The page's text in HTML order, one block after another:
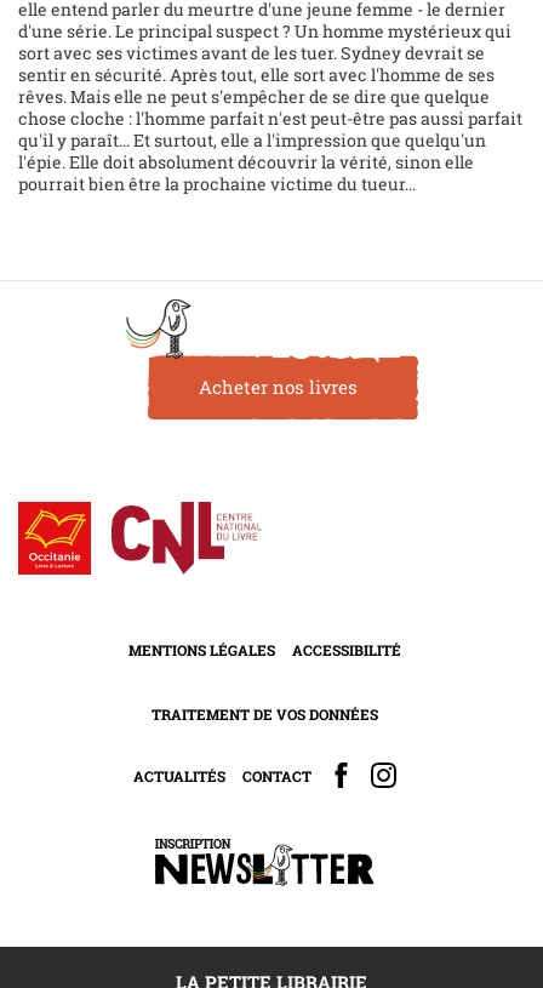
elle entend parler du meurtre d'une jeune femme - le dernier
d'une série. Le principal suspect ? Un homme mystérieux qui
sort avec ses victimes avant de les tuer. Sydney devrait se
sentir en sécurité. Après tout, elle sort avec l'homme de ses
rêves. Mais elle ne peut s'empêcher de se dire que quelque
chose cloche : l'homme parfait n'est peut-être pas aussi parfait
qu'il y paraît... Et surtout, elle a l'impression que quelqu'un
l'épie. Elle doit absolument découvrir la vérité, sinon elle
pourrait bien être la prochaine victime du tueur...
Acheter nos livres
MENTIONS LÉGALES ACCESSIBILITÉ
TRAITEMENT DE VOS DONNÉES
ACTUALITÉS CONTACT
LA PETITE LIBRAIRIE